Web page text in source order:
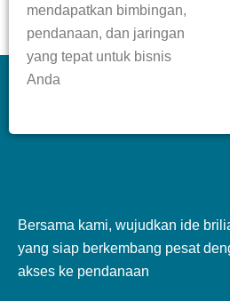
mendapatkan bimbingan,
pendanaan, dan jaringan
yang tepat untuk bisnis
Anda
Bersama kami, wujudkan ide
yang siap berkembang pesat
akses ke pendanaan